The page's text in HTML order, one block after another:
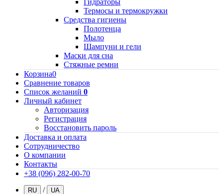
Термосы и термокружки
Средства гигиены
Полотенца
Мыло
Шампуни и гели
Маски для сна
Стяжные ремни
Корзина0
Сравнение товаров
Список желаний 0
Личный кабинет
Авторизация
Регистрация
Восстановить пароль
Доставка и оплата
Сотрудничество
О компании
Контакты
+38 (096) 282-00-70
RU / UA